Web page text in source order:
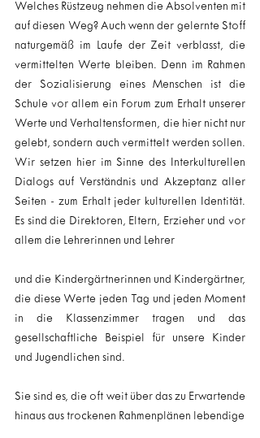
Welches Rüstzeug nehmen die Absolventen mit
auf diesen Weg? Auch wenn der gelernte Stoff
naturgemäß im Laufe der Zeit verblasst, die
vermittelten Werte bleiben. Denn im Rahmen
der Sozialisierung eines Menschen ist die
Schule vor allem ein Forum zum Erhalt unserer
Werte und Verhaltensformen, die hier nicht nur
gelebt, sondern auch vermittelt werden sollen.
Wir setzen hier im Sinne des Interkulturellen
Dialogs auf Verständnis und Akzeptanz aller
Seiten - zum Erhalt jeder kulturellen Identität.
Es sind die Direktoren, Eltern, Erzieher und vor
allem die Lehrerinnen und Lehrer
und die Kindergärtnerinnen und Kindergärtner,
die diese Werte jeden Tag und jeden Moment
in die Klassenzimmer tragen und das
gesellschaftliche Beispiel für unsere Kinder
und Jugendlichen sind.
Sie sind es, die oft weit über das zu Erwartende
hinaus aus trockenen Rahmenplänen lebendige